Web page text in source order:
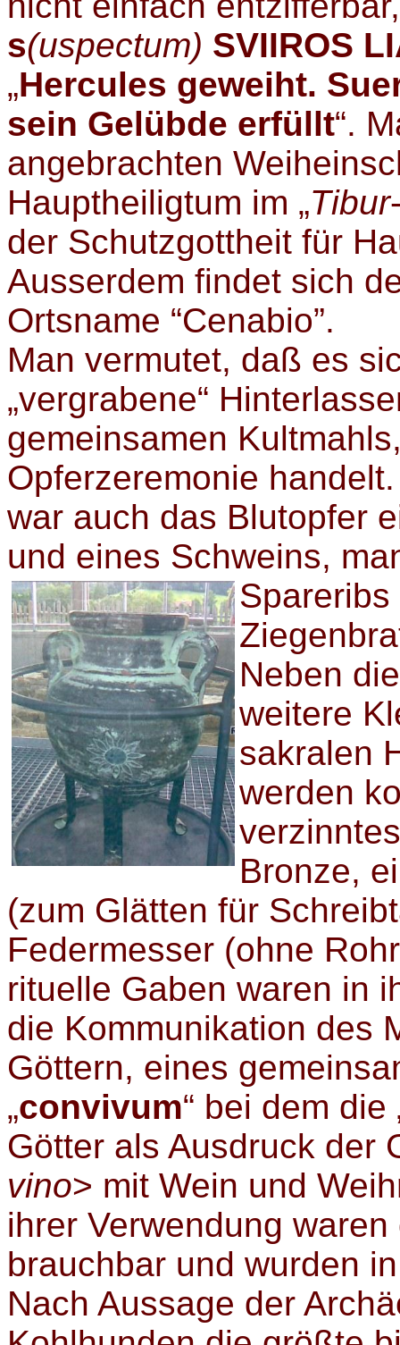
s(uspectum) SVIIROS
„Hercules geweiht.
sein Gelübde erfüllt“.
angebrachten
Hauptheiligtum im „Tibur
der Schutzgottheit für
Ausserdem findet sich
Ortsname “Cenabio”.
Man vermutet, daß es
„vergrabene“
gemeinsamen
Opferzeremonie
war auch das Blutopfer
und eines Schweins,
Neben
weitere
sakralen
werden
verzinntes
Bronze,
(zum Glätten für
Federmesser (ohne
rituelle Gaben waren in
die Kommunikation des
Göttern, eines
„convivum“ bei dem die
Götter als Ausdruck der
vino> mit Wein und
ihrer Verwendung
brauchbar und wurden
Nach Aussage der